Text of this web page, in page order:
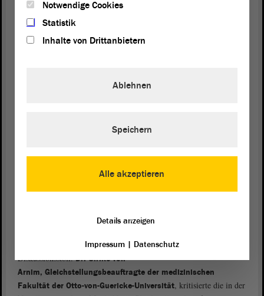
Markus Schulze sprach im Namen des
Magedburger Uniklinikums
Fakultätsvorstand und Klinikumsvorstand eng zusammen, lobte er.
Die Rechte des Fakultätsrates würden ausgeweitet, klare
die Novelle auch ein externes Mitglied eines Uniklinik-Aufsichtsrats
dessen zu dessen Vorsitz ernannt werden kann. Laut aktuellem
Resümee, sei die Novelle positiv zu bewerten. Das Grundproblem –
aufeinander zubewegen“ müssten – bleibe bestehen. Fabian Stumm,
anschließend auf seinen Redebeitrag, aber stand für Fragen zur
Verfügung.
Kritik an Abwahlregelung für
Gleichstellungsbeauftragte
Änderungen im Bereich der Gleichstellungsbeauftragten sorgten für
Diskussionsstoff.Dr. Ulrike von
Arnim, Gleichstellungsbeauftragte der medizinischen
Fakultät der Otto-von-Guericke-Universität, kritisierte die in der
Notwendige Cookies
Statistik
Inhalte von Drittanbietern
Alle akzeptieren
Ablehnen
Speichern
Details anzeigen
Impressum| Datenschutz